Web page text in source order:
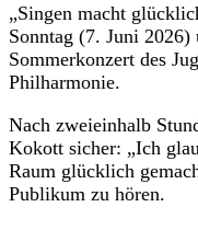
„Singen macht
Sonntag (7. Juni 2026)
Sommerkonzert des
Philharmonie.
Nach zweieinhalb
Kokott sicher: „Ich
Raum glücklich
Publikum zu hören.